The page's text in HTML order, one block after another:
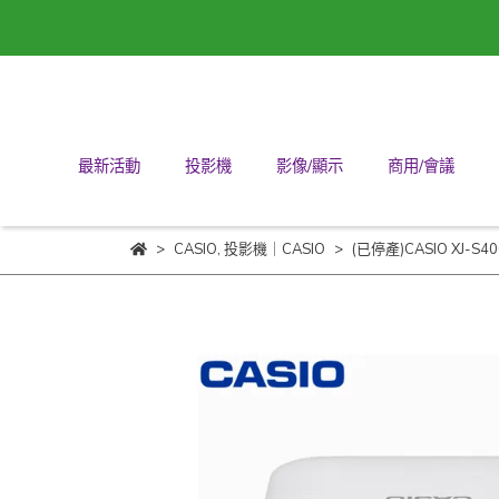
最新活動 投影機 影像/顯示 商用/會議
CASIO, 投影機｜CASIO (已停產)CASIO XJ-